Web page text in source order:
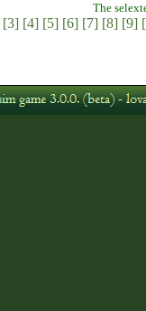
The
[3] [4] [5] [6] [7] [8] [9]